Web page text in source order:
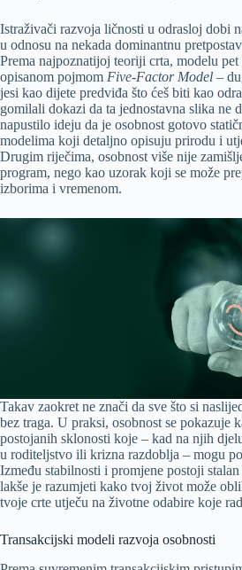
Istraživači razvoja ličnosti u odrasloj dobi
u odnosu na nekada dominantnu
Prema najpoznatijoj teoriji crta, modelu
opisanom pojmom Five-Factor Model –
jesi kao dijete predviđa što ćeš biti kao
gomilali dokazi da ta jednostavna slika ne
napustilo ideju da je osobnost gotovo
modelima koji detaljno opisuju prirodu i
Drugim riječima, osobnost više nije
program, nego kao uzorak koji se može
izborima i vremenom.
Takav zaokret ne znači da sve što si
bez traga. U praksi, osobnost se pokazuje
postojanih sklonosti koje – kad na njih
u roditeljstvo ili krizna razdoblja – mogu
Između stabilnosti i promjene postoji
lakše je razumjeti kako tvoj život može
tvoje crte utječu na životne odabire koje
Transakcijski modeli razvoja osobnosti